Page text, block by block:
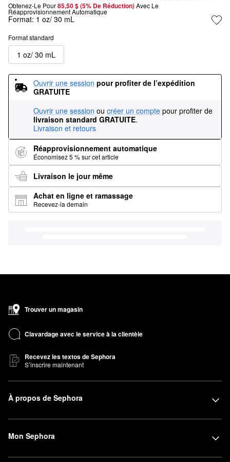
Obtenez-Le Pour85,50 $ (5% De Réduction) Avec Le
Réapprovisionnement Automatique
Format: 1 oz/ 30 mL
Format standard
1 oz/ 30 mL
Ouvrir une session pour profiter de l’expédition
GRATUITE
Ouvrir une session ou créer un compte pour profiter de
livraison standard GRATUITE.
Livraison et retours
Réapprovisionnement automatique
Économisez 5 % sur cet article
Livraison le jour même
Achat en ligne et ramassage
Recevez-la demain
Trouver un magasin
Clavardage avec le service à la clientèle
Recevez les textos de Sephora
S’inscrire maintenant
À propos de Sephora
Mon Sephora